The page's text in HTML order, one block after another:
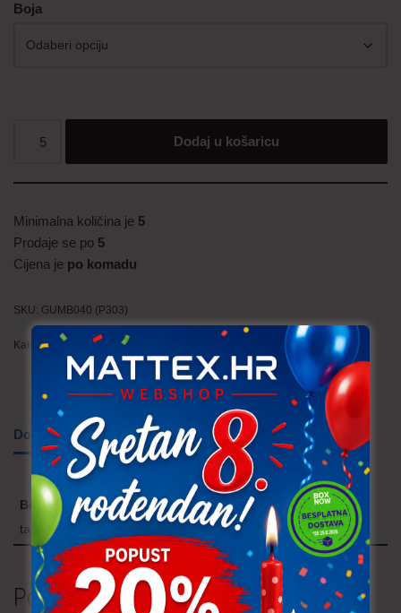
Boja
Dodaj u košaricu
Minimalna količina je 5
Prodaje se po 5
Cijena je po komadu
SKU: GUMB040 (P303)
Kategorija: Gumbi
Dodatne informacije
Boja
tamno zelena, tamno smeđa
Povezani proizvodi